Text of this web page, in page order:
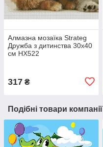
Алмазна мозаїка Strateg
Дружба з дитинства 30х40
см HX522
317 ₴
Подібні товари компанії